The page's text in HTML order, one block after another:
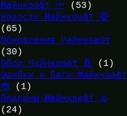
Майнкрафт 🔦 (53)
Новости Майнкрафт 🔴
(65)
Обновления Майнкрафт
(30)
Обои Майнкрафт 📔
(1)
Ошибки и Баги Майнкрафт
🐞(1)
Плагины Майнкрафт ♨️
(24)